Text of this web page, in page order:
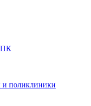
и поликлиники